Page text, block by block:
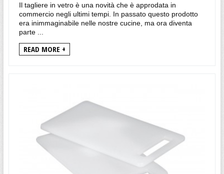
Il tagliere in vetro è una novità che è approdata in
commercio negli ultimi tempi. In passato questo prodotto
era inimmaginabile nelle nostre cucine, ma ora diventa
parte ...
READ MORE +